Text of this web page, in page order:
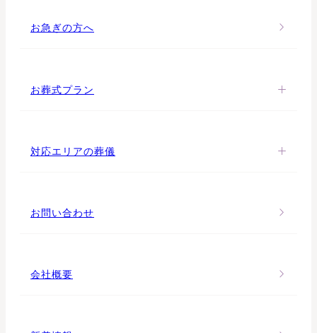
お急ぎの方へ
お葬式プラン
対応エリアの葬儀
お問い合わせ
会社概要